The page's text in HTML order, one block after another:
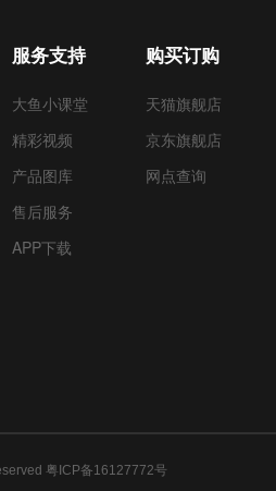
服务支持
大鱼小课堂
精彩视频
产品图库
售后服务
APP下载
购买订购
天猫旗舰店
京东旗舰店
网点查询
粤ICP备16127772号